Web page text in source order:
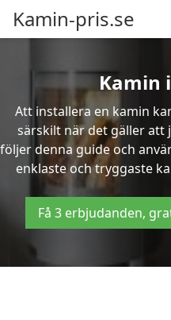
Kamin-pris.se
Kamin
Att installera en kamin
särskilt när det gäller att
följer denna guide och
enklaste och tryggaste
Få 3 erbjudanden,